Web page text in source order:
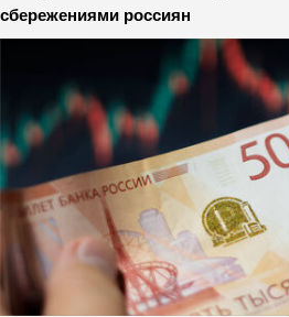
сбережениями россиян